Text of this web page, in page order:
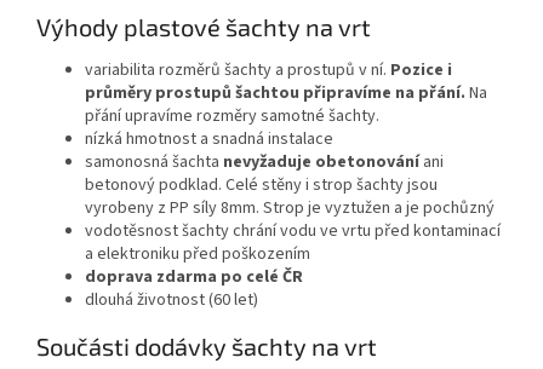
Výhody plastové šachty na vrt
variabilita rozměrů šachty a prostupů v ní. Pozice i
průměry prostupů šachtou připravíme na přání. Na
přání upravíme rozměry samotné šachty.
nízká hmotnost a snadná instalace
samonosná šachta nevyžaduje obetonováníani
betonový podklad. Celé stěny i strop šachty jsou
vyrobeny z PP síly 8mm. Strop je vyztužen a je pochůzný
vodotěsnost šachty chrání vodu ve vrtu před kontaminací
a elektroniku před poškozením
doprava zdarma po celé ČR
dlouhá životnost (60 let)
Součásti dodávky šachty na vrt